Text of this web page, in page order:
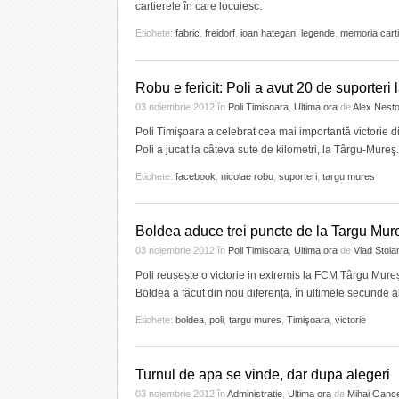
cartierele în care locuiesc.
Etichete: fabric freidorf ioan hategan legende memoria
Robu e fericit: Poli a avut 20 de suporteri
03 noiembrie 2012 în Poli Timisoara Ultima ora deAlex
Poli Timişoara a celebrat cea mai importantă victorie
Poli a jucat la câteva sute de kilometri, la Târgu-Mureş.
Etichete: facebook nicolae robu suporteri targu mures
Boldea aduce trei puncte de la Targu
03 noiembrie 2012 în Poli Timisoara Ultima ora de Vlad
Poli reușește o victorie in extremis la FCM Târgu
Boldea a făcut din nou diferența, în ultimele secunde
Etichete: boldea poli targu mures Timişoara victorie
Turnul de apa se vinde, dar dupa alegeri
03 noiembrie 2012 înAdministratie Ultima ora de Mihai